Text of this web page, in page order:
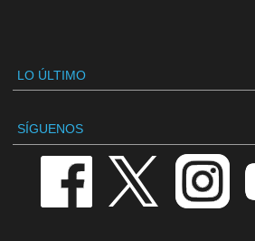
LO ÚLTIMO
SÍGUENOS